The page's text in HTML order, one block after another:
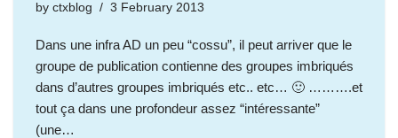
by ctxblog 3 February 2013
Dans une infra AD un peu “cossu”, il peut arriver que le
groupe de publication contienne des groupes imbriqués
dans d’autres groupes imbriqués etc.. etc… 🙂 ……….et
tout ça dans une profondeur assez “intéressante”
(une…